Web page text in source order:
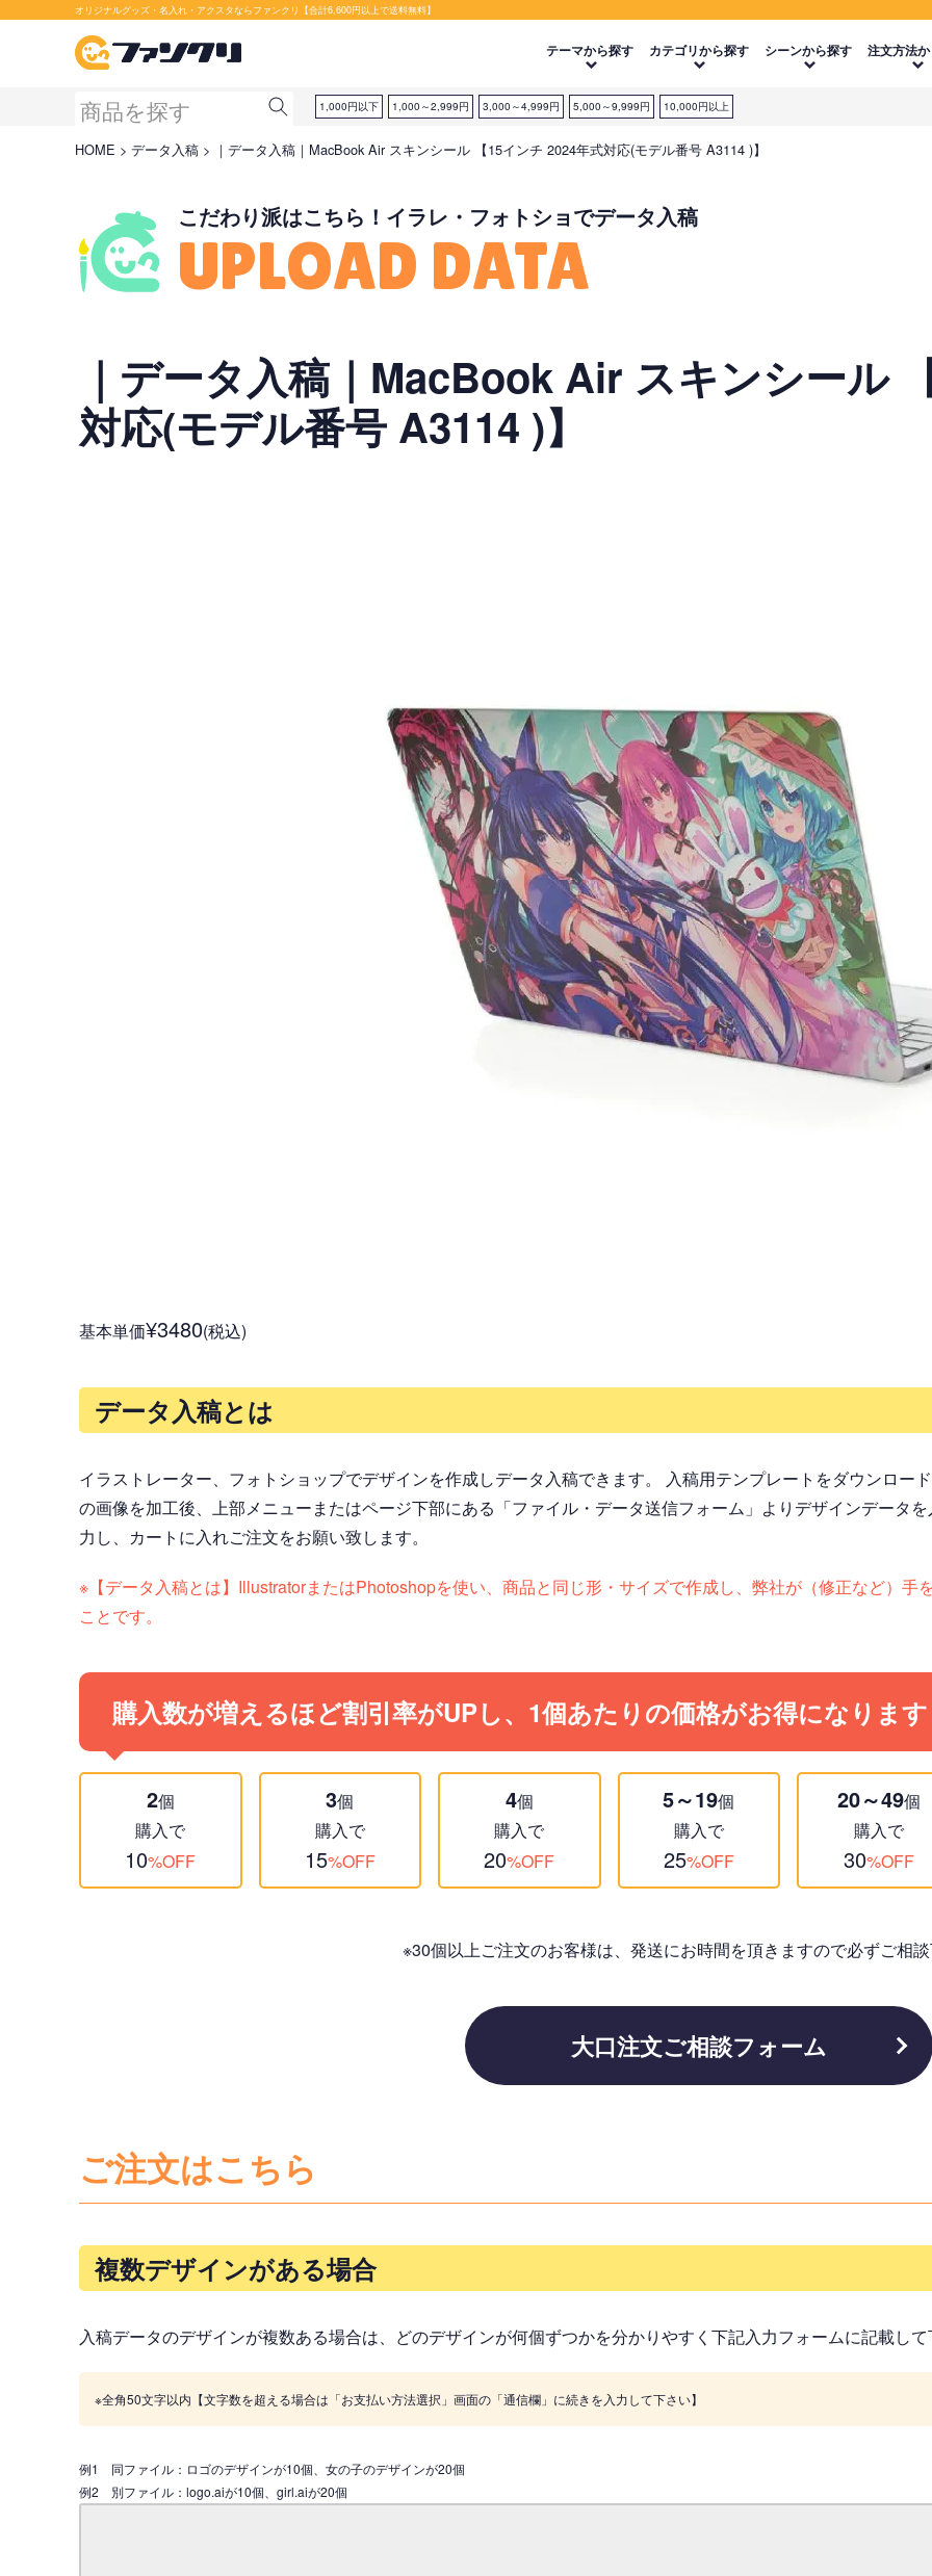
オリジナルグッズ・名入れ・アクスタならファンクリ【合計6,600円以上で送料無料】
テーマから探す カテゴリから探す シーンから探す 注文方法
1,000円以下 1,000～2,999円 3,000～4,999円 5,000～9,999円 10,000円以上
HOME データ入稿 ｜データ入稿｜MacBook Air スキンシール 【15インチ 2024年式対応(モデル番号 A3114 )】
こだわり派はこちら！イラレ・フォトショでデータ入稿
UPLOAD DATA
｜データ入稿｜MacBook Air スキンシール
対応(モデル番号 A3114 )】
基本単価¥3480(税込)
データ入稿とは
イラストレーター、フォトショップでデザインを作成しデータ入稿できます。 入稿用テンプレートをダウンロー
の画像を加工後、上部メニューまたはページ下部にある「ファイル・データ送信フォーム」よりデザインデータ
力し、カートに入れご注文をお願い致します。
※【データ入稿とは】IllustratorまたはPhotoshopを使い、商品と同じ形・サイズで作成し、弊社が（修正など）
ことです。
購入数が増えるほど割引率がUPし、1個あたりの価格がお得になりま
2個
購入で
10%OFF
3個
購入で
15%OFF
4個
購入で
20%OFF
5～19個
購入で
25%OFF
20～49個
購入で
30%OFF
※30個以上ご注文のお客様は、発送にお時間を頂きますので必ずご相
大口注文ご相談フォーム
ご注文はこちら
複数デザインがある場合
入稿データのデザインが複数ある場合は、どのデザインが何個ずつかを分かりやすく下記入力フォームに記載し
※全角50文字以内【文字数を超える場合は「お支払い方法選択」画面の「通信欄」に続きを入力して下さい】
例1 同ファイル：ロゴのデザインが10個、女の子のデザインが20個
例2 別ファイル：logo.aiが10個、girl.aiが20個